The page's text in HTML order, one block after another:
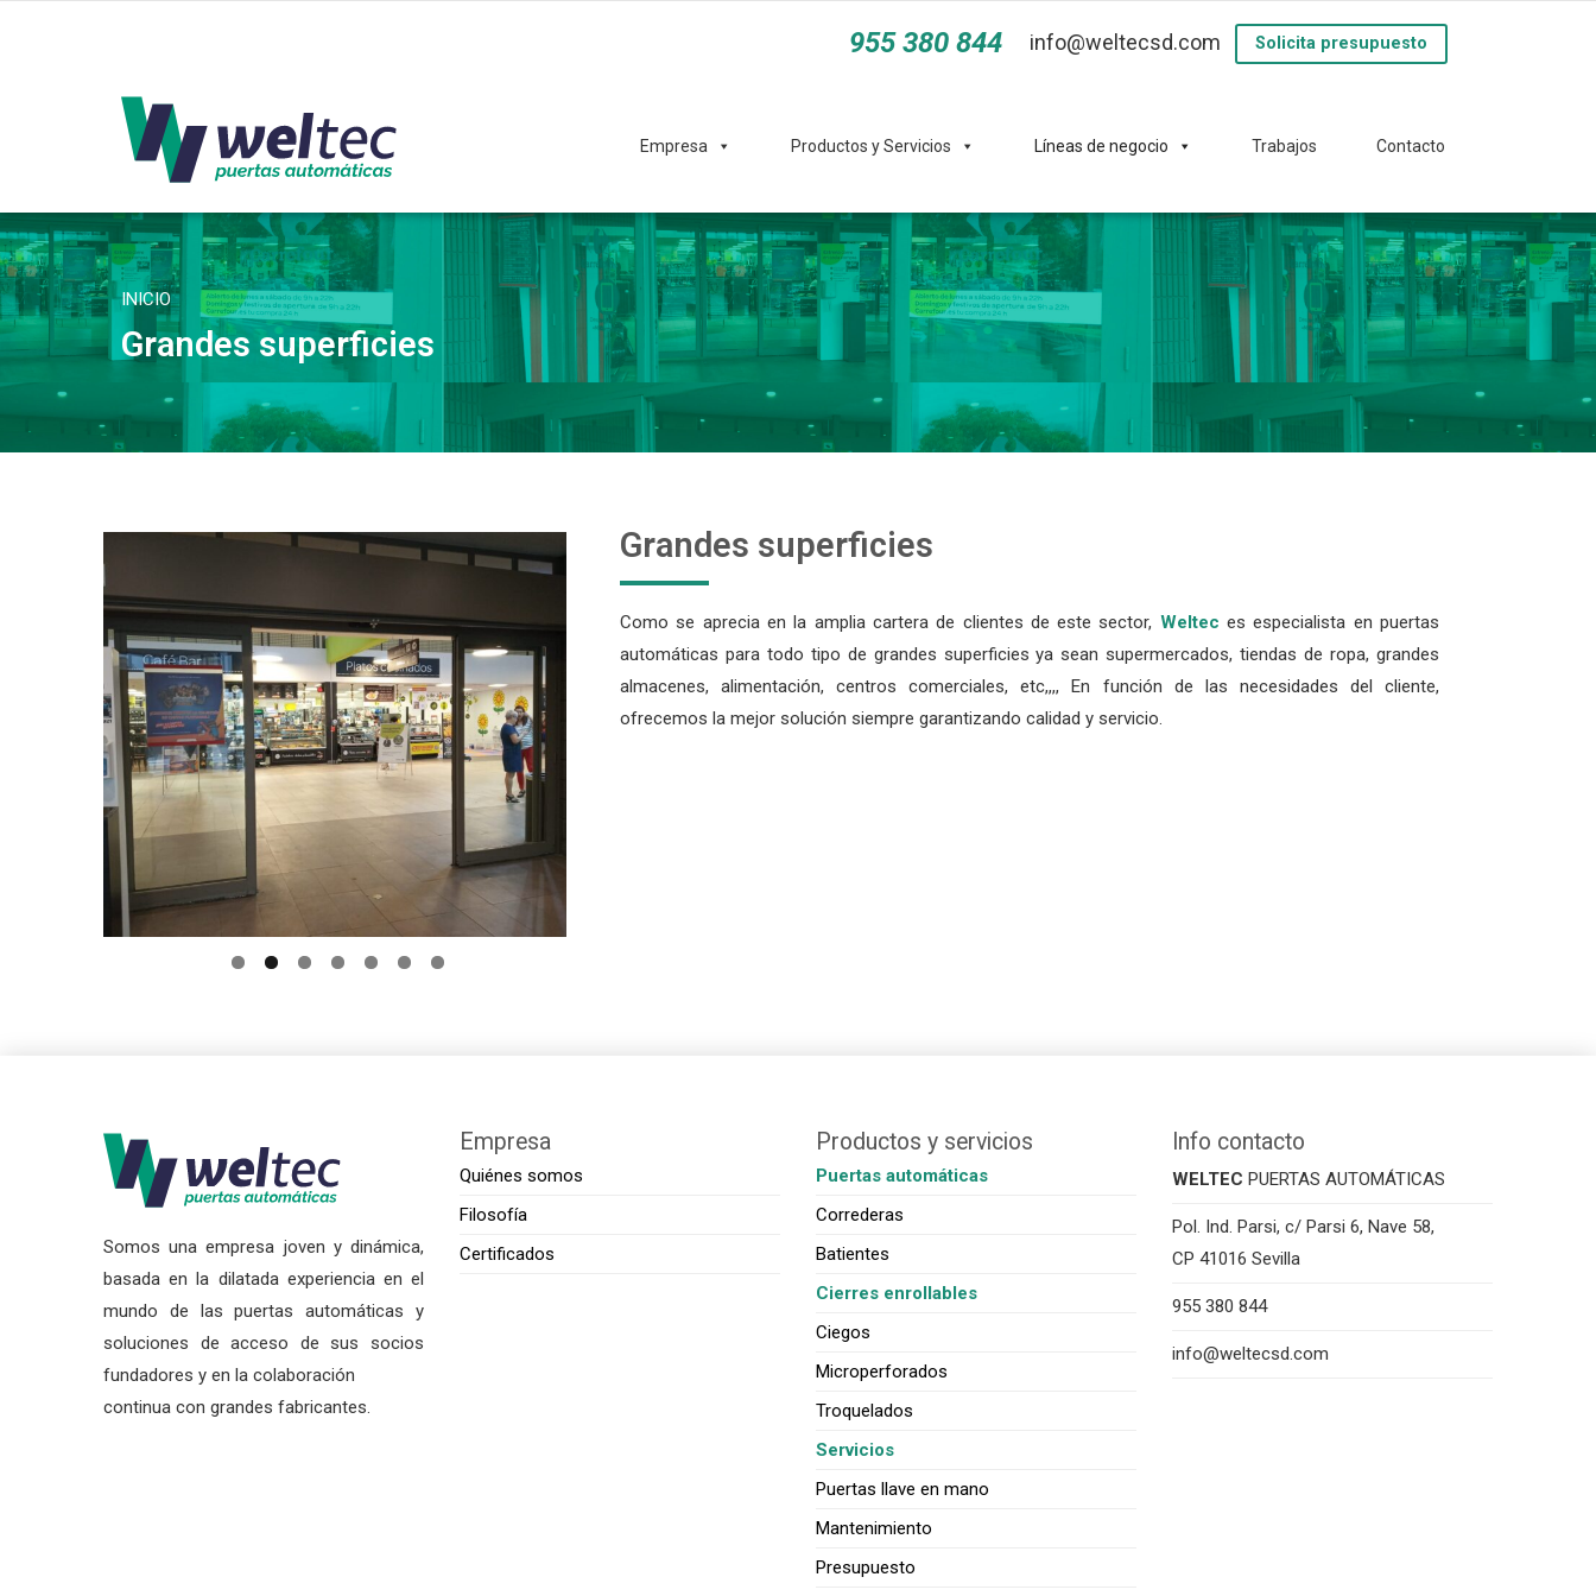
955 380 844 info@weltecsd.com Solicita presupuesto
Empresa Productos y Servicios Líneas de negocio Trabajos Contacto
INICIO
Grandes superficies
Grandes superficies
Como se aprecia en la amplia cartera de clientes de este sector, Weltec es especialista en puertas
automáticas para todo tipo de grandes superficies ya sean supermercados, tiendas de ropa, grandes
almacenes, alimentación, centros comerciales, etc,,,, En función de las necesidades del cliente,
ofrecemos la mejor solución siempre garantizando calidad y servicio.
Somos una empresa joven y dinámica,
basada en la dilatada experiencia en el
mundo de las puertas automáticas y
soluciones de acceso de sus socios
fundadores y en la colaboración
continua con grandes fabricantes.
Empresa
Quiénes somos
Filosofía
Certificados
Productos y servicios
Puertas automáticas
Correderas
Batientes
Cierres enrollables
Ciegos
Microperforados
Troquelados
Servicios
Puertas llave en mano
Mantenimiento
Presupuesto
Info contacto
WELTEC PUERTAS AUTOMÁTICAS
Pol. Ind. Parsi, c/ Parsi 6, Nave 58,
CP 41016 Sevilla
955 380 844
info@weltecsd.com